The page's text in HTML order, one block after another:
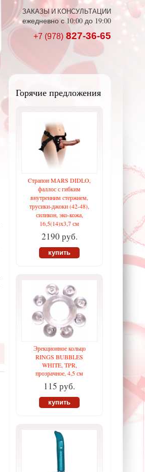
ЗАКАЗЫ И КОНСУЛЬТАЦИИ
ежедневно с 10:00 до 19:00
+7 (978) 827-36-65
Горячие предложения
Cтрапон MARS DIDLO,
фаллос с гибким
внутренним стержнем,
трусики-джоки (42-48),
силикон, эко-кожа,
16,5(14)х3,7 см
2190 руб.
купить
Эрекционное кольцо
RINGS BUBBLES
WHITE, TPR,
прозрачное, 4,5 см
115 руб.
купить